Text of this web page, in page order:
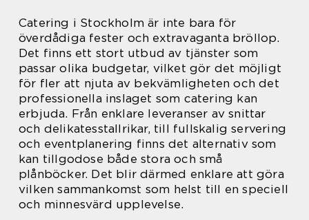
Catering i Stockholm är inte bara för
överdådiga fester och extravaganta bröllop.
Det finns ett stort utbud av tjänster som
passar olika budgetar, vilket gör det möjligt
för fler att njuta av bekvämligheten och det
professionella inslaget som catering kan
erbjuda. Från enklare leveranser av snittar
och delikatesstallrikar, till fullskalig servering
och eventplanering finns det alternativ som
kan tillgodose både stora och små
plånböcker. Det blir därmed enklare att göra
vilken sammankomst som helst till en speciell
och minnesvärd upplevelse.